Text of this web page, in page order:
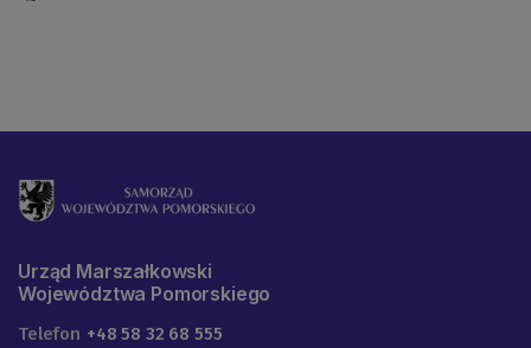
Urząd Marszałkowski
Województwa Pomorskiego
Telefon +48 58 32 68 555